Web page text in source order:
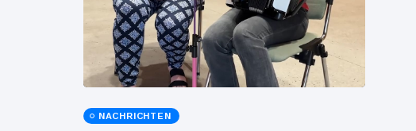
NACHRICHTEN